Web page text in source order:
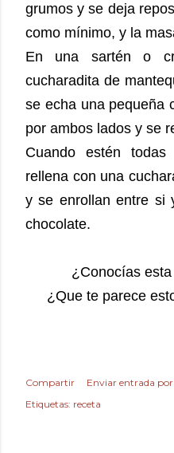
grumos y se deja
como mínimo, y la
En una sartén o
cucharadita de
se echa una pequeña
por ambos lados y se
Cuando estén
rellena con una
y se enrollan entre si
chocolate.
¿Conocías
¿Que te parece
Compartir
Enviar entrada
Etiquetas: receta